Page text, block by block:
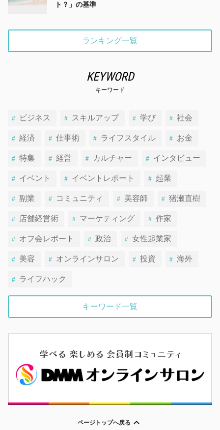
ト？」の基準
ランキング一覧
KEYWORD
キーワード
ビジネス スキルアップ 学び 社会
経済 仕事術 ライフスタイル お金
特集 経営 カルチャー インタビュー
イベント イベントレポート 起業
副業 コミュニティ 美容師 猪瀬直樹
店舗経営術 マーケティング 作家
オフ会レポート 政治 女性起業家
美容 オンラインサロン 投資 海外
ライフハック
キーワード一覧
ページトップへ戻る